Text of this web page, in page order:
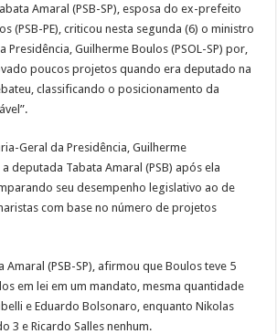
Amaral (PSB-SP), esposa do ex-prefeito
(PSB-PE), criticou nesta segunda (6) o ministro
Presidência, Guilherme Boulos (PSOL-SP) por,
poucos projetos quando era deputado na
classificando o posicionamento da
Geral da Presidência, Guilherme
deputada Tabata Amaral (PSB) após ela
seu desempenho legislativo ao de
com base no número de projetos
Amaral (PSB-SP), afirmou que Boulos teve 5
em lei em um mandato, mesma quantidade
e Eduardo Bolsonaro, enquanto Nikolas
3 e Ricardo Salles nenhum.